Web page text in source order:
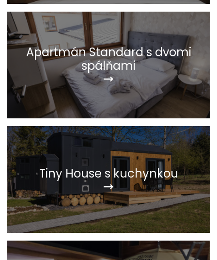
Apartmán Standard s dvomi
spálňami
Tiny House s kuchynkou